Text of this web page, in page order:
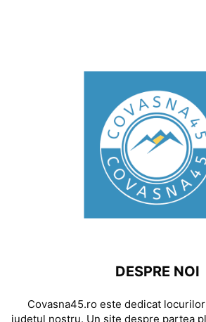
DESPRE NOI
Covasna45.ro este dedicat
județul nostru. Un site despre partea